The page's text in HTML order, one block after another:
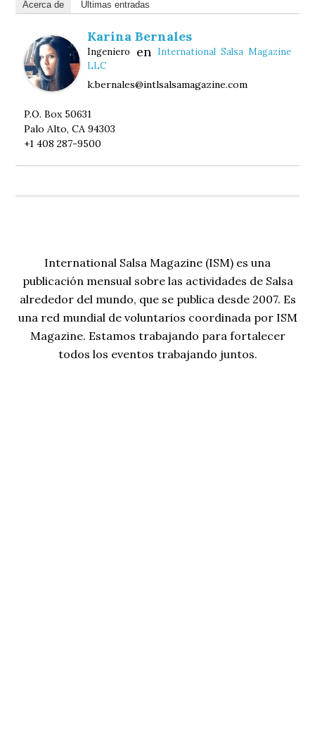
Acerca de Últimas entradas
Karina Bernales
Ingeniero en International Salsa Magazine
LLC
k.bernales@intlsalsamagazine.com
P.O. Box 50631
Palo Alto, CA 94303
+1 408 287-9500
International Salsa Magazine (ISM) es una
publicación mensual sobre las actividades de Salsa
alrededor del mundo, que se publica desde 2007. Es
una red mundial de voluntarios coordinada por ISM
Magazine. Estamos trabajando para fortalecer
todos los eventos trabajando juntos.